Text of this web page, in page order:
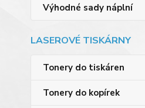
Výhodné sady náplní
LASEROVÉ TISKÁRNY
Tonery do tiskáren
Tonery do kopírek